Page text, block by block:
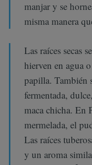
manjar y se
misma manera
Las raíces secas
hierven en agua
papilla. También
fermentada,
maca chicha. En
mermelada, el
Las raíces
y un aroma